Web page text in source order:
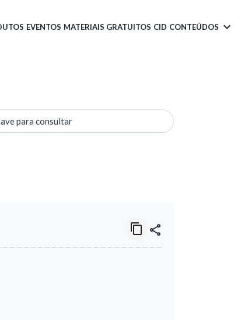
EVENTOS MATERIAIS GRATUITOS CID CONTEÚDOS
para consultar